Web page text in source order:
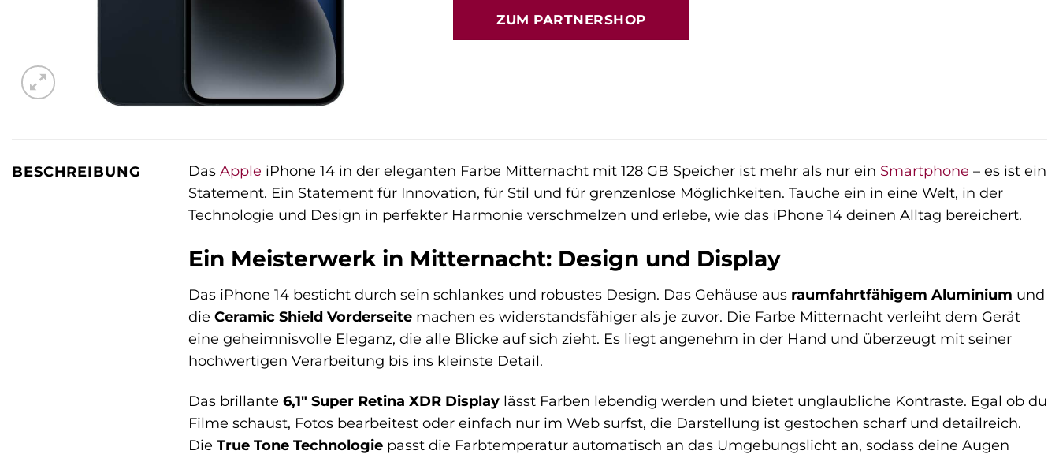
ZUM PARTNERSHOP
BESCHREIBUNG Das Apple iPhone 14 in der eleganten Farbe Mitternacht mit 128 GB Speicher ist mehr als nur ein Smartphone – es ist ein
Statement. Ein Statement für Innovation, für Stil und für grenzenlose Möglichkeiten. Tauche ein in eine Welt, in der
Technologie und Design in perfekter Harmonie verschmelzen und erlebe, wie das iPhone 14 deinen Alltag bereichert.
Ein Meisterwerk in Mitternacht: Design und Display
Das iPhone 14 besticht durch sein schlankes und robustes Design. Das Gehäuse aus raumfahrtfähigem Aluminium und
die Ceramic Shield Vorderseite machen es widerstandsfähiger als je zuvor. Die Farbe Mitternacht verleiht dem Gerät
eine geheimnisvolle Eleganz, die alle Blicke auf sich zieht. Es liegt angenehm in der Hand und überzeugt mit seiner
hochwertigen Verarbeitung bis ins kleinste Detail.
Das brillante 6,1″ Super Retina XDR Display lässt Farben lebendig werden und bietet unglaubliche Kontraste. Egal ob du
Filme schaust, Fotos bearbeitest oder einfach nur im Web surfst, die Darstellung ist gestochen scharf und detailreich.
Die True Tone Technologie passt die Farbtemperatur automatisch an das Umgebungslicht an, sodass deine Augen